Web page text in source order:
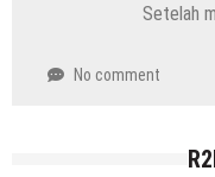
Setelah
No comment